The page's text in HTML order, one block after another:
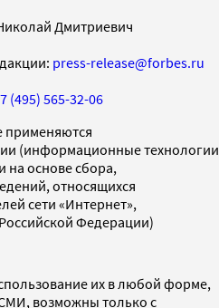
Дмитриевич
press-release@forbes.ru
(495) 565-32-06
применяются
(информационные технологии
основе сбора,
относящихся
сети «Интернет»,
Федерации)
их в любой форме,
возможны только с